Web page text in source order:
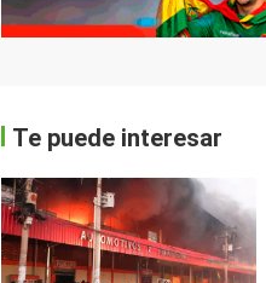
Te puede interesar